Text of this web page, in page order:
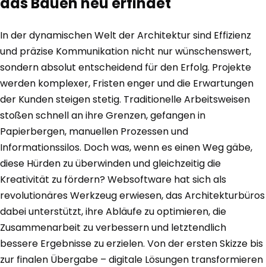
In der dynamischen Welt der Architektur sind Effizienz
und präzise Kommunikation nicht nur wünschenswert,
sondern absolut entscheidend für den Erfolg. Projekte
werden komplexer, Fristen enger und die Erwartungen
der Kunden steigen stetig. Traditionelle Arbeitsweisen
stoßen schnell an ihre Grenzen, gefangen in
Papierbergen, manuellen Prozessen und
Informationssilos. Doch was, wenn es einen Weg gäbe,
diese Hürden zu überwinden und gleichzeitig die
Kreativität zu fördern? Websoftware hat sich als
revolutionäres Werkzeug erwiesen, das Architekturbüros
dabei unterstützt, ihre Abläufe zu optimieren, die
Zusammenarbeit zu verbessern und letztendlich
bessere Ergebnisse zu erzielen. Von der ersten Skizze bis
zur finalen Übergabe – digitale Lösungen transformieren